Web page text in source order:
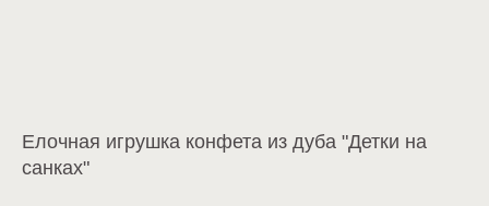
Елочная игрушка конфета из дуба "Детки на
санках"